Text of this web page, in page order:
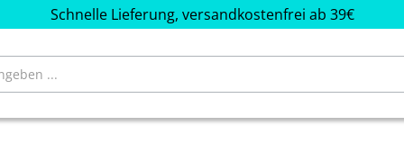
Schnelle Lieferung, versandkostenfrei ab 39€